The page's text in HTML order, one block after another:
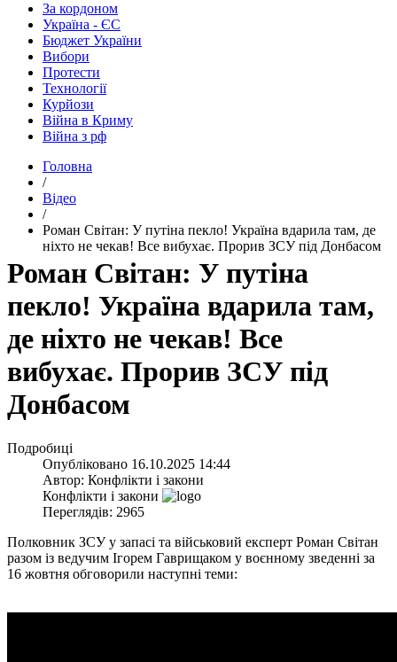
За кордоном
Україна - ЄС
Бюджет України
Вибори
Протести
Технології
Курйози
Війна в Криму
Війна з рф
Головна
/
Відео
/
​Роман Світан: У путіна пекло! Україна вдарила там, де
ніхто не чекав! Все вибухає. Прорив ЗСУ під Донбасом
​Роман Світан: У путіна
пекло! Україна вдарила там,
де ніхто не чекав! Все
вибухає. Прорив ЗСУ під
Донбасом
Подробиці
Опубліковано 16.10.2025 14:44
Автор: Конфлікти і закони
Конфлікти і закони
Переглядів: 2965
Полковник ЗСУ у запасі та військовий експерт Роман Світан
разом із ведучим Ігорем Гаврищаком у воєнному зведенні за
16 жовтня обговорили наступні теми: